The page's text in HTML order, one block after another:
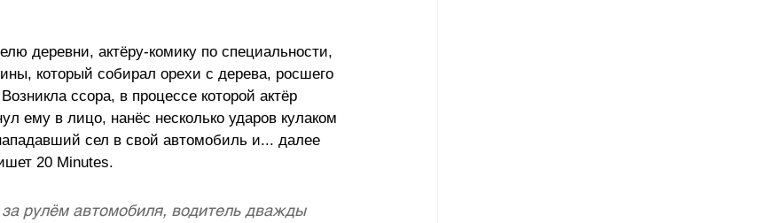
деревни, актёру-комику по специальности,
который собирал орехи с дерева, росшего
ссора, в процессе которой актёр
ему в лицо, нанёс несколько ударов кулаком
сел в свой автомобиль и... далее
20 Minutes.
рулём автомобиля, водитель дважды